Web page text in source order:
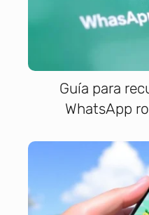
Guía para
WhatsApp